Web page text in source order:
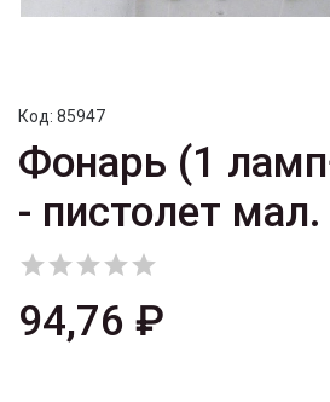
Код: 85947
Фонарь (1
- пистолет

94,76 ₽